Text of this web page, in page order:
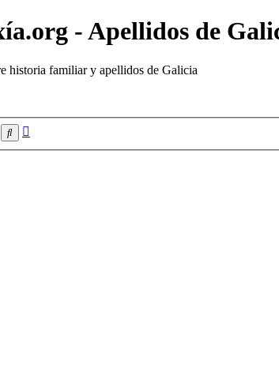
- Apellidos de
historia familiar y apellidos de Galicia
Buscar